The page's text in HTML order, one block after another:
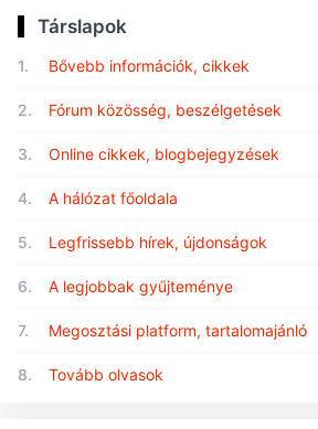
Társlapok
1. Bővebb információk, cikkek
2. Fórum közösség, beszélgetések
3. Online cikkek, blogbejegyzések
4. A hálózat főoldala
5. Legfrissebb hírek, újdonságok
6. A legjobbak gyűjteménye
7. Megosztási platform, tartalomajánló
8. Tovább olvasok